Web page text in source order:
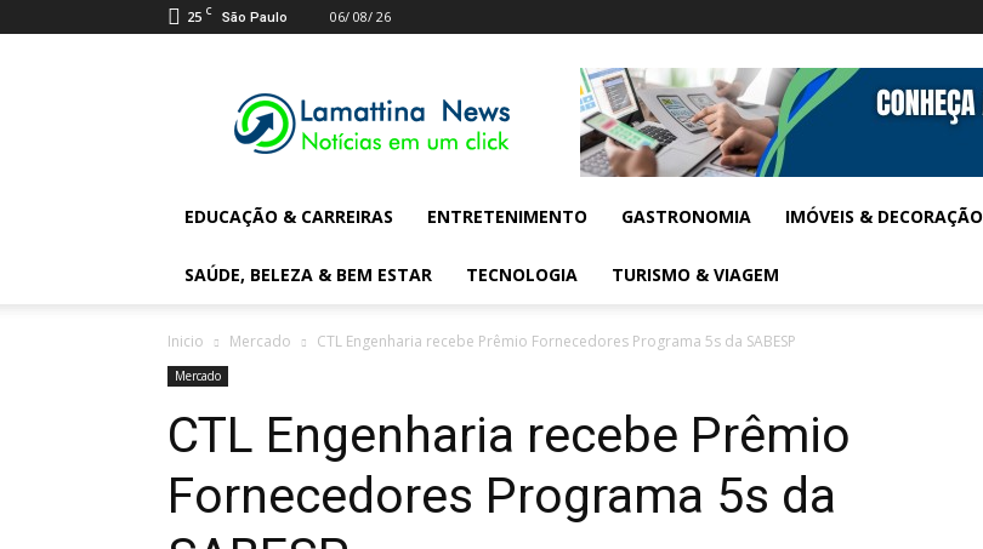
25 C São Paulo 06/ 08/ 26
Digital
News
EDUCAÇÃO & CARREIRAS ENTRETENIMENTO GASTRONOMIA IMÓVEIS & DECORAÇÃO
SAÚDE, BELEZA & BEM ESTAR TECNOLOGIA TURISMO & VIAGEM
Inicio Mercado CTL Engenharia recebe Prêmio Fornecedores Programa 5s da SABESP
Mercado
CTL Engenharia recebe Prêmio
Fornecedores Programa 5s da